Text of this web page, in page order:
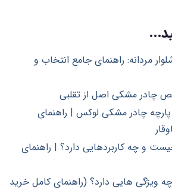
مردانه: راهنمای جامع انتخاب و
چادر مشکی اصل از تقلبی
پارچه چادر مشکی لوکس | راهنمای
و چه کاربردهایی دارد؟ | راهنمای
ویژگی هایی دارد؟ (راهنمای کامل خرید